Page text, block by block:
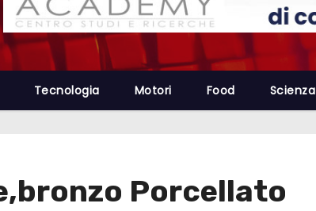
Tecnologia Motori Food Scienza
Porcellato